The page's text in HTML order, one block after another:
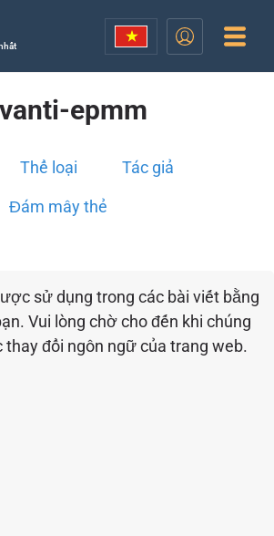
epmm
Thể loại Tác giả
Đám mây thẻ